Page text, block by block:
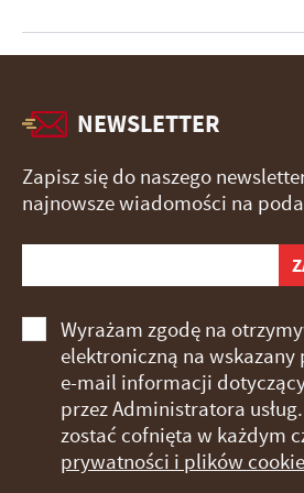
NEWSLETTER
Zapisz się do naszego
najnowsze wiadomości na
Wyrażam zgodę na
elektroniczną na wskazany
e-mail informacji
przez Administratora
zostać cofnięta w każdym
prywatności i plików